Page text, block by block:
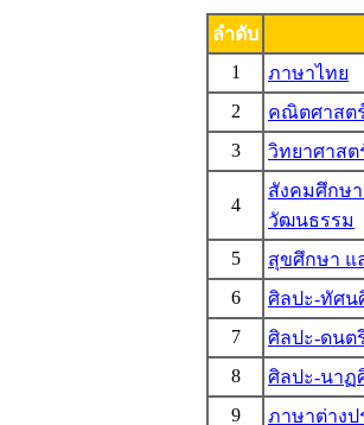
ลำดับ
1
ภาษาไทย
2
คณิตศาสต
3
วิทยาศาสต
4
สังคมศึกษ
วัฒนธรรม
5
สุขศึกษา แ
6
ศิลปะ-ทัศน
7
ศิลปะ-ดนต
8
ศิลปะ-นาฏ
9
ภาษาต่างป